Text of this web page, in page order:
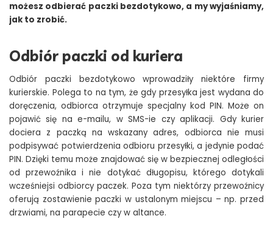
możesz odbierać paczki bezdotykowo, a my wyjaśniamy,
jak to zrobić.
Odbiór paczki od kuriera
Odbiór paczki bezdotykowo wprowadziły niektóre firmy
kurierskie. Polega to na tym, że gdy przesyłka jest wydana do
doręczenia, odbiorca otrzymuje specjalny kod PIN. Może on
pojawić się na e-mailu, w SMS-ie czy aplikacji. Gdy kurier
dociera z paczką na wskazany adres, odbiorca nie musi
podpisywać potwierdzenia odbioru przesyłki, a jedynie podać
PIN. Dzięki temu może znajdować się w bezpiecznej odległości
od przewoźnika i nie dotykać długopisu, którego dotykali
wcześniejsi odbiorcy paczek. Poza tym niektórzy przewoźnicy
oferują zostawienie paczki w ustalonym miejscu – np. przed
drzwiami, na parapecie czy w altance.